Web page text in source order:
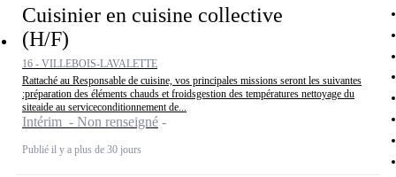
Cuisinier en cuisine collective
(H/F)
16 - VILLEBOIS-LAVALETTE
Rattaché au Responsable de cuisine, vos principales missions seront les suivantes
:préparation des éléments chauds et froidsgestion des températures nettoyage du
siteaide au serviceconditionnement de...
Intérim - Non renseigné
Publié il y a plus de 30 jours